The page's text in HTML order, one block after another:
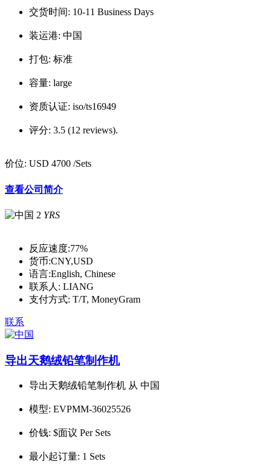
交货时间: 10-11 Business Days
装运港: 中国
打包: 标准
容量: large
资质认证: iso/ts16949
评分: 3.5 (12 reviews).
价位: USD 4700 /Sets
查看公司简介
2 YRS
反应速度:77%
货币:CNY,USD
语言:English, Chinese
联系人: LIANG
支付方式: T/T, MoneyGram
联系
导出天鹅绒铅笔制作机
导出天鹅绒铅笔制作机 从 中国
模型: EVPMM-36025526
价钱: $面议 Per Sets
最小起订量: 1 Sets